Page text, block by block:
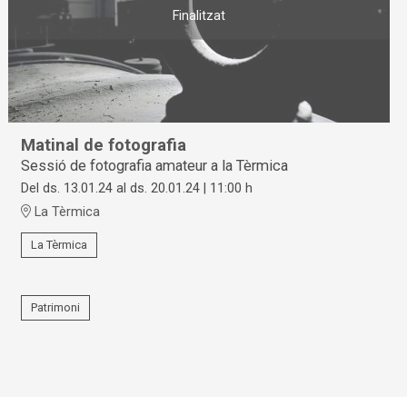
Finalitzat
Matinal de fotografia
Sessió de fotografia amateur a la Tèrmica
Del ds. 13.01.24 al ds. 20.01.24
11:00 h
La Tèrmica
La Tèrmica
Patrimoni